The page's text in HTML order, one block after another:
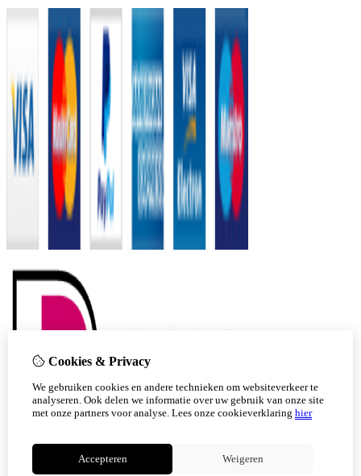
Cookies & Privacy
We gebruiken cookies en andere technieken om websiteverkeer te
analyseren. Ook delen we informatie over uw gebruik van onze site
met onze partners voor analyse. Lees onze cookieverklaring hier
Accepteren Weigeren